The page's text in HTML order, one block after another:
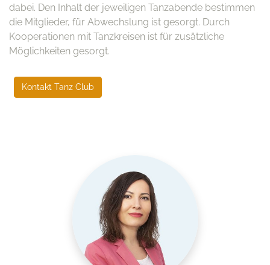
dabei. Den Inhalt der jeweiligen Tanzabende bestimmen
die Mitglieder, für Abwechslung ist gesorgt. Durch
Kooperationen mit Tanzkreisen ist für zusätzliche
Möglichkeiten gesorgt.
Kontakt Tanz Club